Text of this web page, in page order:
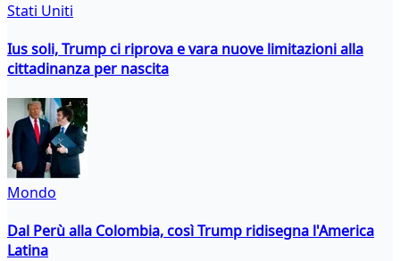
Stati Uniti
Ius soli, Trump ci riprova e vara nuove limitazioni alla
cittadinanza per nascita
Mondo
Dal Perù alla Colombia, così Trump ridisegna l'America
Latina